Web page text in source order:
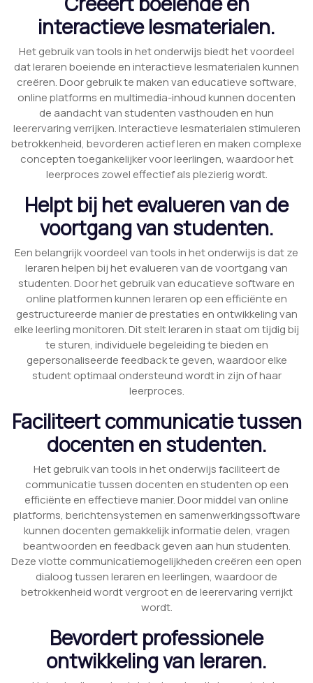
interactieve lesmaterialen.
Het gebruik van tools in het onderwijs biedt het voordeel
dat leraren boeiende en interactieve lesmaterialen kunnen
creëren. Door gebruik te maken van educatieve software,
online platforms en multimedia-inhoud kunnen docenten
de aandacht van studenten vasthouden en hun
leerervaring verrijken. Interactieve lesmaterialen stimuleren
betrokkenheid, bevorderen actief leren en maken complexe
concepten toegankelijker voor leerlingen, waardoor het
leerproces zowel effectief als plezierig wordt.
Helpt bij het evalueren van de
voortgang van studenten.
Een belangrijk voordeel van tools in het onderwijs is dat ze
leraren helpen bij het evalueren van de voortgang van
studenten. Door het gebruik van educatieve software en
online platformen kunnen leraren op een efficiënte en
gestructureerde manier de prestaties en ontwikkeling van
elke leerling monitoren. Dit stelt leraren in staat om tijdig bij
te sturen, individuele begeleiding te bieden en
gepersonaliseerde feedback te geven, waardoor elke
student optimaal ondersteund wordt in zijn of haar
leerproces.
Faciliteert communicatie tussen
docenten en studenten.
Het gebruik van tools in het onderwijs faciliteert de
communicatie tussen docenten en studenten op een
efficiënte en effectieve manier. Door middel van online
platforms, berichtensystemen en samenwerkingssoftware
kunnen docenten gemakkelijk informatie delen, vragen
beantwoorden en feedback geven aan hun studenten.
Deze vlotte communicatiemogelijkheden creëren een open
dialoog tussen leraren en leerlingen, waardoor de
betrokkenheid wordt vergroot en de leerervaring verrijkt
wordt.
Bevordert professionele
ontwikkeling van leraren.